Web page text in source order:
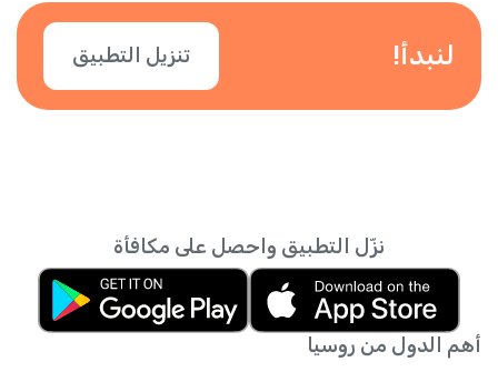
لنبدأ! تنزيل التطبيق
أهم الدول من روسيا
نزّل التطبيق واحصل على مكافأة